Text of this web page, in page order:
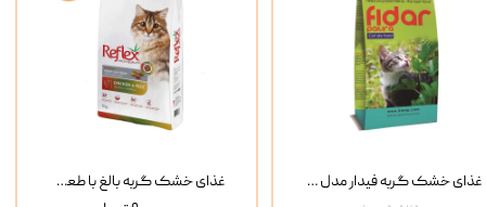
غذای خشک گربه بالغ با طعم مرغ و برنج رفلکس Reflex Multi Color Chicken And Rice وزن 1 کیلوگرم غذای خشک گربه فیدار مدل Adult وزن 10 کیلوگرم